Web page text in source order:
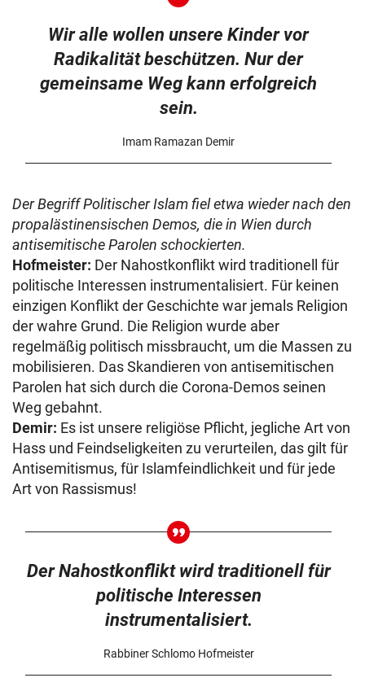
Wir alle wollen unsere Kinder vor
Radikalität beschützen. Nur der
gemeinsame Weg kann erfolgreich
sein.
Imam Ramazan Demir
Der Begriff Politischer Islam fiel etwa wieder nach den
propalästinensischen Demos, die in Wien durch
antisemitische Parolen schockierten.
Hofmeister: Der Nahostkonflikt wird traditionell für
politische Interessen instrumentalisiert. Für keinen
einzigen Konflikt der Geschichte war jemals Religion
der wahre Grund. Die Religion wurde aber
regelmäßig politisch missbraucht, um die Massen zu
mobilisieren. Das Skandieren von antisemitischen
Parolen hat sich durch die Corona-Demos seinen
Weg gebahnt.
Demir: Es ist unsere religiöse Pflicht, jegliche Art von
Hass und Feindseligkeiten zu verurteilen, das gilt für
Antisemitismus, für Islamfeindlichkeit und für jede
Art von Rassismus!
Der Nahostkonflikt wird traditionell für
politische Interessen
instrumentalisiert.
Rabbiner Schlomo Hofmeister